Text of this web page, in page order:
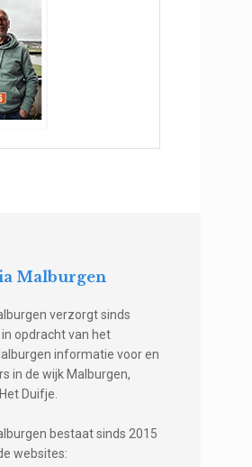
Malburgen
verzorgt sinds
opdracht van het
informatie voor en
in de wijk Malburgen,
Duifje.
bestaat sinds 2015
websites: